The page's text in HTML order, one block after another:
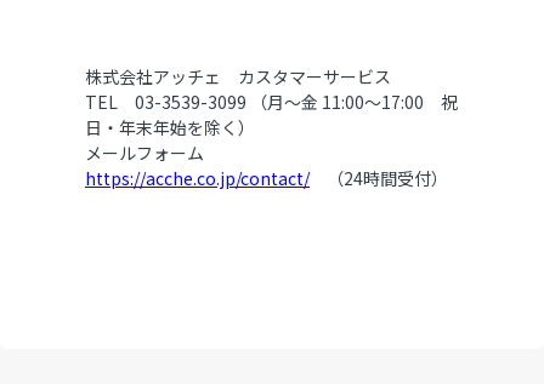
株式会社アッチェ カスタマーサービス
TEL 03-3539-3099 （月～金 11:00～17:00 祝
日・年末年始を除く）
メールフォーム
https://acche.co.jp/contact/（24時間受付）